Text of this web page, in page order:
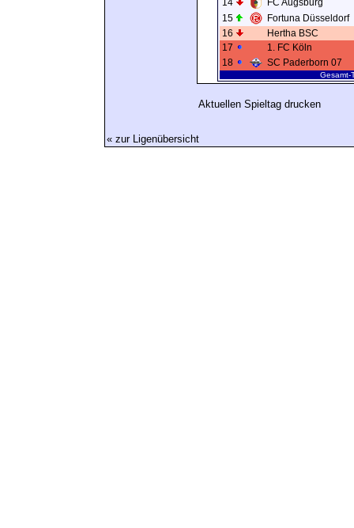
14
FC Augsburg
15
Fortuna Düsseldorf
16
Hertha BSC
17
1. FC Köln
18
SC Paderborn 07
Aktuellen Spieltag drucken
« zur Ligenübersicht